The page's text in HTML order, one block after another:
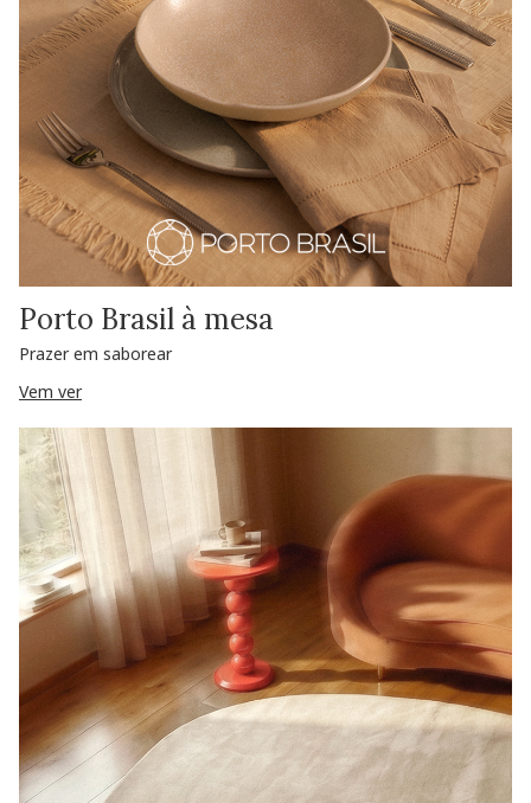
Porto Brasil à mesa
Prazer em saborear
Vem ver